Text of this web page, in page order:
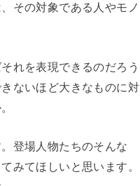
その対象である人やモノ
れを表現できるのだろう
ないほど大きなものに対
登場人物たちのそんな
みてほしいと思います。